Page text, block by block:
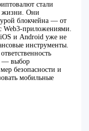
стали
жизни. Они
блокчейна — от
Web3-приложениями.
и Android уже не
инструменты.
— выбор
безопасности и
мобильные